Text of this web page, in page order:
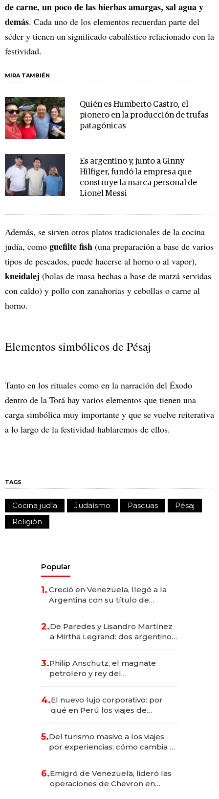
de carne, un poco de las hierbas amargas, sal agua y
demás. Cada uno de los elementos recuerdan parte del
séder y tienen un significado cabalístico relacionado con la
festividad.
MIRA TAMBIÉN
Quién es Humberto Castro, el
pionero en la producción de trufas
patagónicas
Es argentino y, junto a Ginny
Hilfiger, fundó la empresa que
construye la marca personal de
Lionel Messi
Además, se sirven otros platos tradicionales de la cocina
judía, como guefilte fish (una preparación a base de varios
tipos de pescados, puede hacerse al horno o al vapor),
kneidalej (bolas de masa hechas a base de matzá servidas
con caldo) y pollo con zanahorias y cebollas o carne al
horno.
Elementos simbólicos de Pésaj
Tanto en los rituales como en la narración del Éxodo
dentro de la Torá hay varios elementos que tienen una
carga simbólica muy importante y que se vuelve reiterativa
a lo largo de la festividad hablaremos de ellos.
TAGS
Cocina judía Judaísmo Pascuas
Pésaj
Religión
Popular
1. Creció en Venezuela, llegó a la
Argentina con su título de
las marcas "fast premium"
2.De Paredes y Lisandro Martínez
a Mirtha Legrand: dos argentinos
3.Philip Anschutz, el magnate
petrolero y rey del
Fénix
4.El nuevo lujo corporativo: por
qué en Perú los viajes de
transformadoras
5.Del turismo masivo a los viajes
por experiencias: cómo cambia el
6.Emigró de Venezuela, lideró las
operaciones de Chevron en